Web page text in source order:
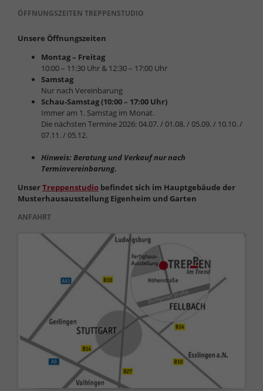
ÖFFNUNGSZEITEN TREPPENSTUDIO
Unsere Öffnungszeiten
Montag – Freitag
10:00 – 11:30 Uhr & 12:30 – 17:00 Uhr
Samstag
Nur nach Vereinbarung
Schau-Samstag (10:00 – 17:00 Uhr)
Immer am 1. Samstag im Monat.
Die nächsten Termine 2026: 04.07. / 01.08. / 05.09. / 10.10. /
07.11. / 05.12.
Hinweis: Beratung und Verkauf nur nach
Terminvereinbarung.
UnserTreppenstudiobefindet sich im Hauptgebäude der
Musterhausausstellung Eigenheim und Garten
ANFAHRT